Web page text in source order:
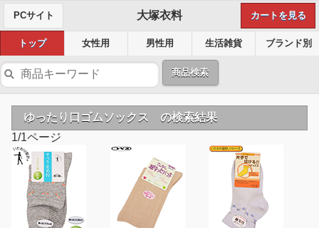
PCサイト 大塚衣料 カートを見る
トップ 女性用 男性用 生活雑貨 ブランド別
商品検索
ゆったり口ゴムソックス の検索結果
1/1ページ